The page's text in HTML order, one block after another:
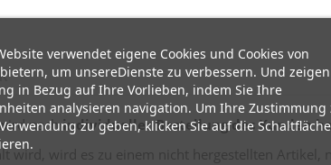
nachindividueller Bestellung des Kunden
wird, wird es zu einem nicht hergestellten Artikel,
verwendet eigene Cookies und Cookies von
um unsereDienste zu verbessern. Und zeigen
in Bezug auf Ihre Vorlieben, indem Sie Ihre
analysieren navigation. Um Ihre Zustimmung
zu geben, klicken Sie auf die Schaltfläche